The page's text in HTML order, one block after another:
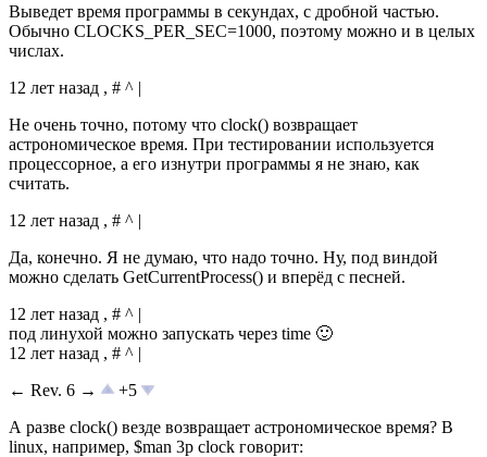
Выведет время программы в секундах, с дробной частью.
Обычно CLOCKS_PER_SEC=1000, поэтому можно и в целых
числах.
12 лет назад , # ^ |
Не очень точно, потому что clock() возвращает
астрономическое время. При тестировании используется
процессорное, а его изнутри программы я не знаю, как
считать.
12 лет назад , # ^ |
Да, конечно. Я не думаю, что надо точно. Ну, под виндой
можно сделать GetCurrentProcess() и вперёд с песней.
12 лет назад , # ^ |
под линухой можно запускать через time 🙂
12 лет назад , # ^ |
← Rev. 6 →
+5
А разве clock() везде возвращает астрономическое время? В
linux, например, $man 3p clock говорит: